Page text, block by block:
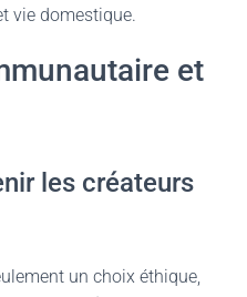
vie domestique.
et
les créateurs
un choix éthique,